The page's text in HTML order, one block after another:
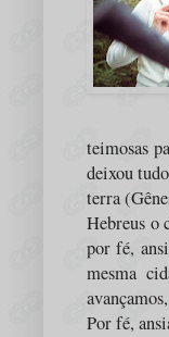
teimosas
deixou
terra
Hebreus o
por fé,
mesma
Por fé,